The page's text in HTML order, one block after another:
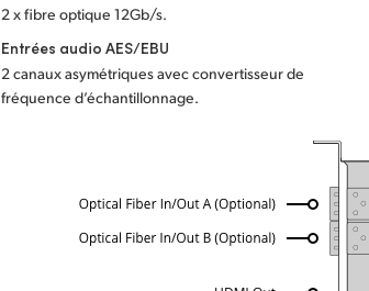
2 x fibre optique 12Gb/s.
Entrées audio AES/EBU
2 canaux asymétriques avec convertisseur de
fréquence d’échantillonnage.